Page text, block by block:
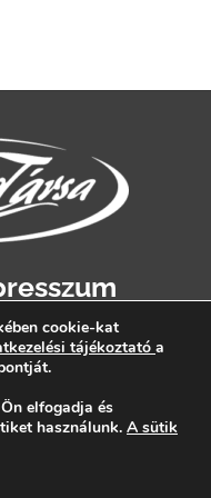
cookie-kat
tájékoztató a
elfogadja és
használunk. A sütik